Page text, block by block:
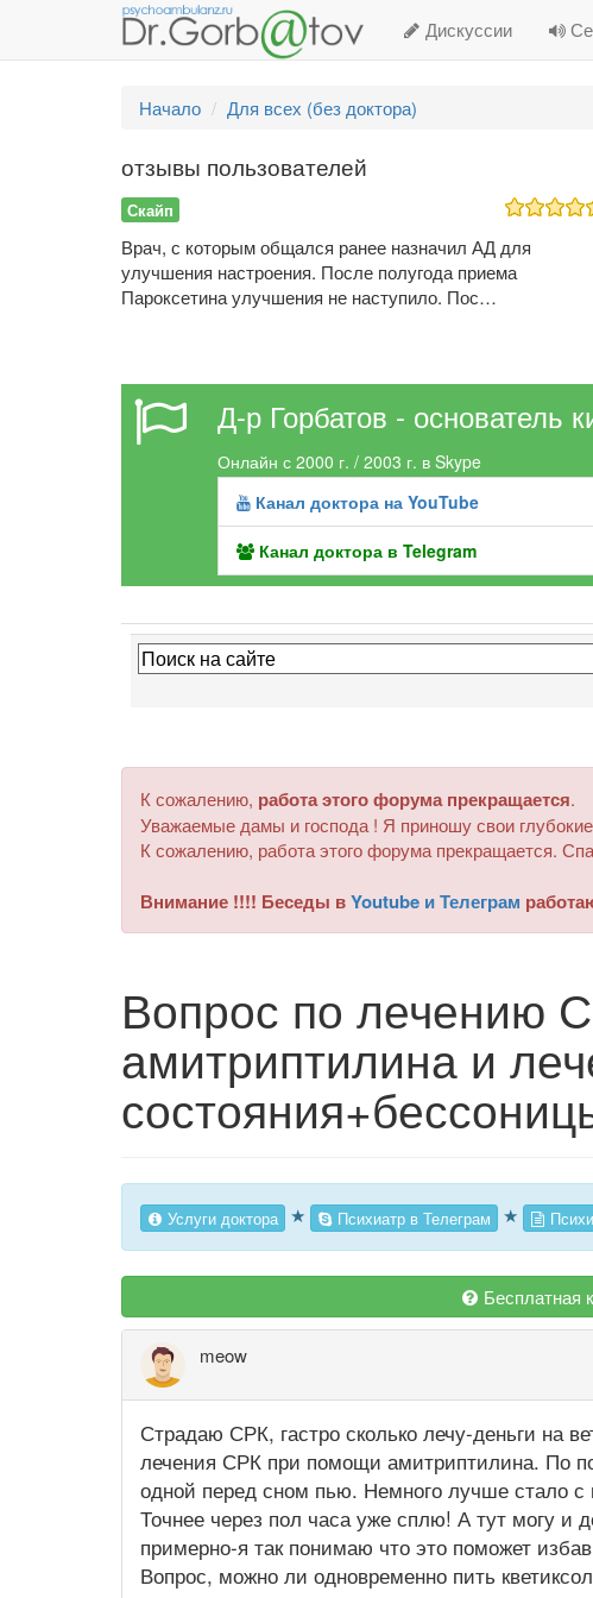
Дискуссии
Начало Для всех (без доктора)
отзывы пользователей
Скайп
Врач, с которым общался ранее назначил АД для
улучшения настроения. После полугода приема
Пароксетина улучшения не наступило. Пос…
Д-р Горбатов - основатель
Онлайн с 2000 г. / 2003 г. в Skype
Канал доктора на YouTube
Канал доктора в Telegram
К сожалению, работа этого форума прекращается.
Уважаемые дамы и господа ! Я приношу свои
К сожалению, работа этого форума прекращается.
Внимание !!!! Беседы вYoutube и Телеграм
Вопрос по лечению
амитриптилина и
Услуги доктора ★ Психиатр в Телеграм ★
Бесплатная
meow
Страдаю СРК, гастро сколько лечу-деньги на
лечения СРК при помощи амитриптилина. По
одной перед сном пью. Немного лучше стало
Точнее через пол часа уже сплю! А тут могу и
примерно-я так понимаю что это поможет
Вопрос, можно ли одновременно пить